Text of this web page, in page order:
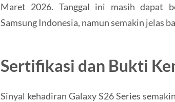
Maret 2026. Tanggal ini masih dapat
Samsung Indonesia, namun semakin jelas
Sertifikasi dan Bukti
Sinyal kehadiran Galaxy S26 Series